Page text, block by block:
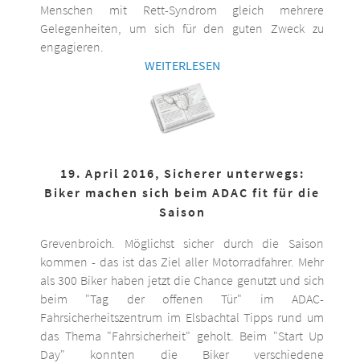
Menschen mit Rett-Syndrom gleich mehrere
Gelegenheiten, um sich für den guten Zweck zu
engagieren.
WEITERLESEN
19. April 2016, Sicherer unterwegs:
Biker machen sich beim ADAC fit für die
Saison
Grevenbroich. Möglichst sicher durch die Saison
kommen - das ist das Ziel aller Motorradfahrer. Mehr
als 300 Biker haben jetzt die Chance genutzt und sich
beim "Tag der offenen Tür" im ADAC-
Fahrsicherheitszentrum im Elsbachtal Tipps rund um
das Thema "Fahrsicherheit" geholt. Beim "Start Up
Day" konnten die Biker verschiedene